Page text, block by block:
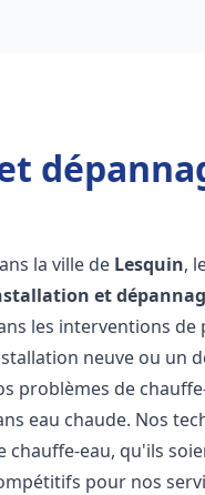
la ville de Lesquin,
et
les interventions de
neuve ou un
problèmes de
eau chaude. Nos
chauffe-eau, qu'ils
pour nos